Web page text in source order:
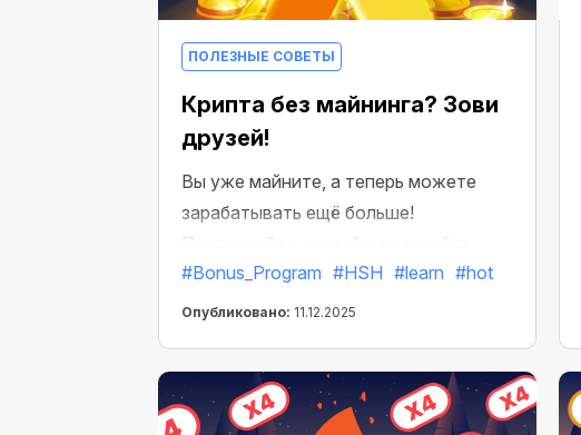
ПОЛЕЗНЫЕ СОВЕТЫ
Крипта без майнинга? Зови
друзей!
Вы уже майните, а теперь можете
зарабатывать ещё больше!
Приглашайте друзей и получайте
бонусный доход.
#Bonus_Program #HSH #learn #hot
Опубликовано: 11.12.2025